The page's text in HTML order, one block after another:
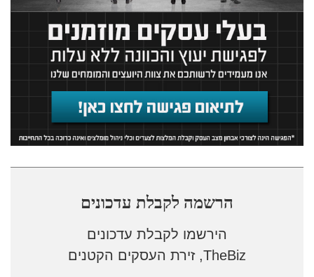
הרשמה לקבלת עדכונים
הירשמו לקבלת עדכונים
TheBiz, זירת העסקים הקטנים